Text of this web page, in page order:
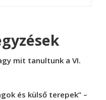
mit tanultunk a VI.
és külső terepek” –